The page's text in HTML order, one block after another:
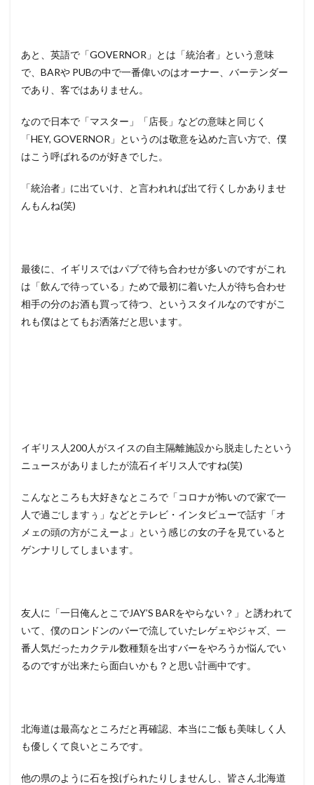
あと、英語で「GOVERNOR」とは「統治者」という意味
で、BARや PUBの中で一番偉いのはオーナー、バーテンダー
であり、客ではありません。
なので日本で「マスター」「店長」などの意味と同じく
「HEY, GOVERNOR」というのは敬意を込めた言い方で、僕
はこう呼ばれるのが好きでした。
「統治者」に出ていけ、と言われれば出て行くしかありませ
んもんね(笑)
最後に、イギリスではパブで待ち合わせが多いのですがこれ
は「飲んで待っている」ためで最初に着いた人が待ち合わせ
相手の分のお酒も買って待つ、というスタイルなのですがこ
れも僕はとてもお洒落だと思います。
イギリス人200人がスイスの自主隔離施設から脱走したという
ニュースがありましたが流石イギリス人ですね(笑)
こんなところも大好きなところで「コロナが怖いので家で一
人で過ごしますぅ」などとテレビ・インタビューで話す「オ
メェの頭の方がこえーよ」という感じの女の子を見ていると
ゲンナリしてしまいます。
友人に「一日俺んとこでJAY’S BARをやらない？」と誘われて
いて、僕のロンドンのバーで流していたレゲェやジャズ、一
番人気だったカクテル数種類を出すバーをやろうか悩んでい
るのですが出来たら面白いかも？と思い計画中です。
北海道は最高なところだと再確認、本当にご飯も美味しく人
も優しくて良いところです。
他の県のように石を投げられたりしませんし、皆さん北海道